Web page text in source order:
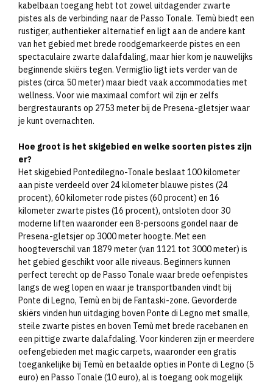
kabelbaan toegang hebt tot zowel uitdagender zwarte
pistes als de verbinding naar de Passo Tonale. Temù biedt een
rustiger, authentieker alternatief en ligt aan de andere kant
van het gebied met brede roodgemarkeerde pistes en een
spectaculaire zwarte dalafdaling, maar hier kom je nauwelijks
beginnende skiërs tegen. Vermiglio ligt iets verder van de
pistes (circa 50 meter) maar biedt vaak accommodaties met
wellness. Voor wie maximaal comfort wil zijn er zelfs
bergrestaurants op 2753 meter bij de Presena-gletsjer waar
je kunt overnachten.​
Hoe groot is het skigebied en welke soorten pistes zijn
er?
Het skigebied Pontedilegno-Tonale beslaat 100 kilometer
aan piste verdeeld over 24 kilometer blauwe pistes (24
procent), 60 kilometer rode pistes (60 procent) en 16
kilometer zwarte pistes (16 procent), ontsloten door 30
moderne liften waaronder een 8-persoons gondel naar de
Presena-gletsjer op 3000 meter hoogte. Met een
hoogteverschil van 1879 meter (van 1121 tot 3000 meter) is
het gebied geschikt voor alle niveaus. Beginners kunnen
perfect terecht op de Passo Tonale waar brede oefenpistes
langs de weg lopen en waar je transportbanden vindt bij
Ponte di Legno, Temù en bij de Fantaski-zone. Gevorderde
skiërs vinden hun uitdaging boven Ponte di Legno met smalle,
steile zwarte pistes en boven Temù met brede racebanen en
een pittige zwarte dalafdaling. Voor kinderen zijn er meerdere
oefengebieden met magic carpets, waaronder een gratis
toegankelijke bij Temù en betaalde opties in Ponte di Legno (5
euro) en Passo Tonale (10 euro), al is toegang ook mogelijk